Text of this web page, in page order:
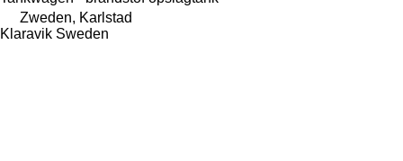
Zweden, Karlstad
Klaravik Sweden